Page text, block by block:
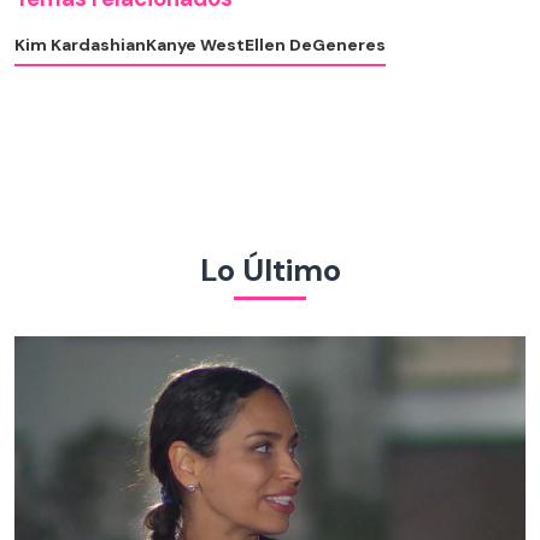
Kim KardashianKanye WestEllen DeGeneres
Lo Último